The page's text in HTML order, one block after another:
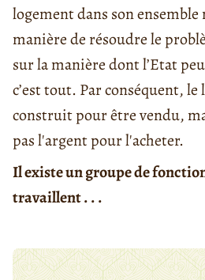
logement dans son ensemble
manière de résoudre le
sur la manière dont l’Etat
c’est tout. Par conséquent,
construit pour être vendu,
pas l'argent pour l'acheter.
Il existe un groupe de
travaillent . . .